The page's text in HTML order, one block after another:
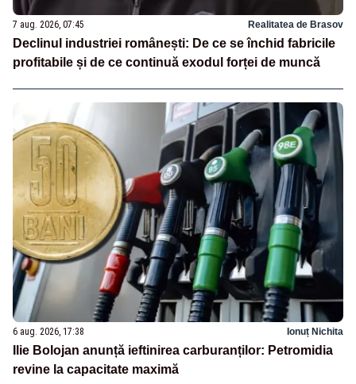
7 aug. 2026, 07:45 Realitatea de Brasov
Declinul industriei românești: De ce se închid fabricile
profitabile și de ce continuă exodul forței de muncă
6 aug. 2026, 17:38 Ionuț Nichita
Ilie Bolojan anunță ieftinirea carburanților: Petromidia
revine la capacitate maximă